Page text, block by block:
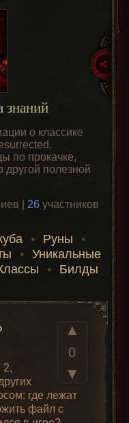
знаний
о классике
по прокачке,
полезной
| 26 участников
• Руны
•
• Уникальные
• Билды
▲
0
▼
2,
где лежат
файл с